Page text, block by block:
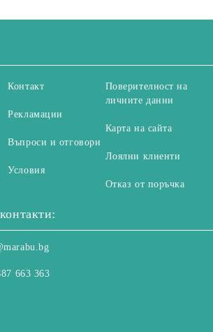
Контакт
Рекламации
Въпроси и отговори
Условия
Поверителност на
личните данни
Карта на сайта
Лоялни клиенти
Отказ от поръчка
663 363